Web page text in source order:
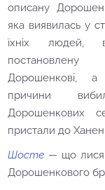
описану
яка виявилась у
їхніх людей,
Дорошенкові, а
причини
Дорошенкових
пристали до
Шосте — що
Дорошенкового